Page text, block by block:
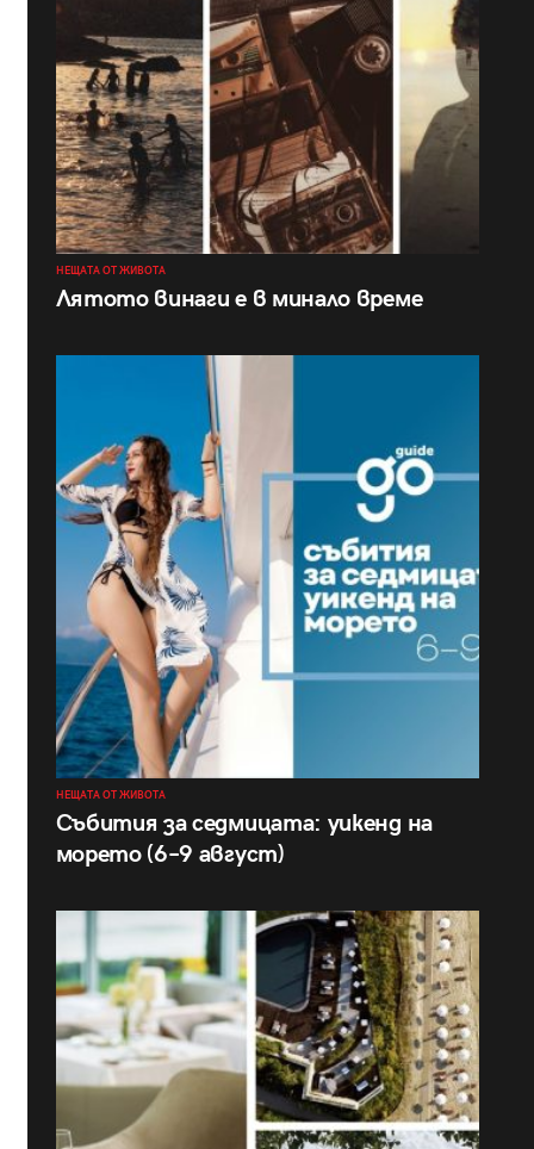
НЕЩАТА ОТ ЖИВОТА
Лятото винаги е в минало време
НЕЩАТА ОТ ЖИВОТА
Събития за седмицата: уикенд на
морето (6–9 август)